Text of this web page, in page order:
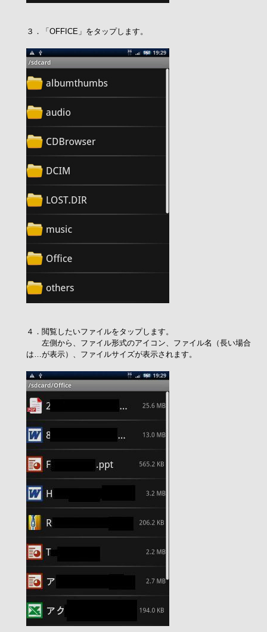
３．「OFFICE」をタップします。
４．閲覧したいファイルをタップします。
左側から、ファイル形式のアイコン、ファイル名（長い場合
は…が表示）、ファイルサイズが表示されます。